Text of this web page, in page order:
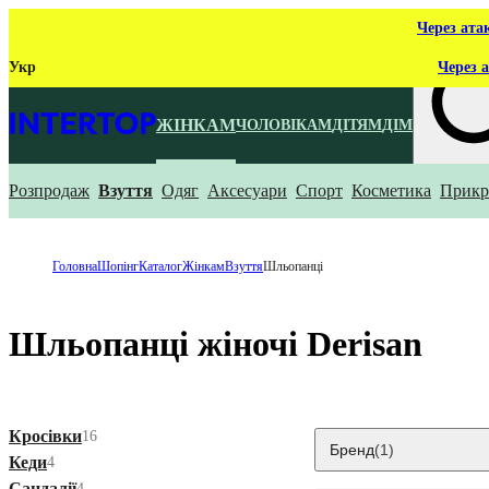
Через
Укр Через
ЖІНКАМЧОЛОВІКАМДІТЯМДІМ
Що ти
Розпродаж Взуття Одяг Аксесуари Спорт Косметика
ГоловнаШопінгКаталогЖінкамВзуттяШльопанці
Шльопанці жіночі Derisan
Кросівки16
Кеди4
Бренд(1)